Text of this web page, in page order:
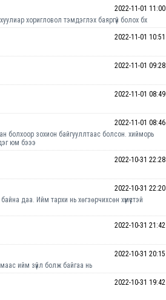
2022-11-01 11:00
хоригловол тэмдэглэх баяргүй болох бх
2022-11-01 10:51
2022-11-01 09:28
2022-11-01 08:49
2022-11-01 08:46
болхоор зохион байгууллтаас болсон. хийморь
юм бэээ
2022-10-31 22:28
2022-10-31 22:20
даа. Ийм тархи нь хөгзөрчихсөн хүмүүстэй
2022-10-31 21:42
2022-10-31 20:15
ийм зүйл болж байгаа нь
2022-10-31 19:42